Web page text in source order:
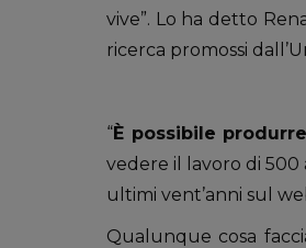
vive”. Lo ha detto
ricerca promossi
“È possibile
vedere il lavoro di 500
ultimi vent’anni sul
Qualunque cosa